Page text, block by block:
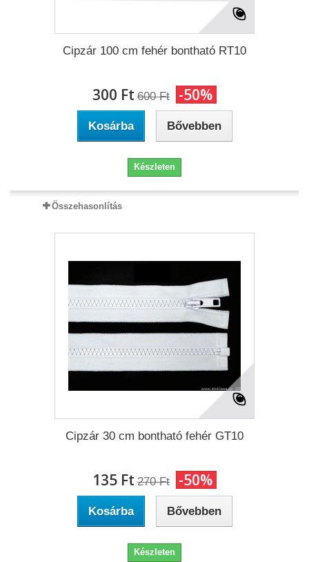
Cipzár 100 cm fehér bontható RT10
300 Ft‎ 600 Ft‎ -50%
Kosárba Bővebben
Készleten
Összehasonlítás
Cipzár 30 cm bontható fehér GT10
135 Ft‎ 270 Ft‎ -50%
Kosárba Bővebben
Készleten